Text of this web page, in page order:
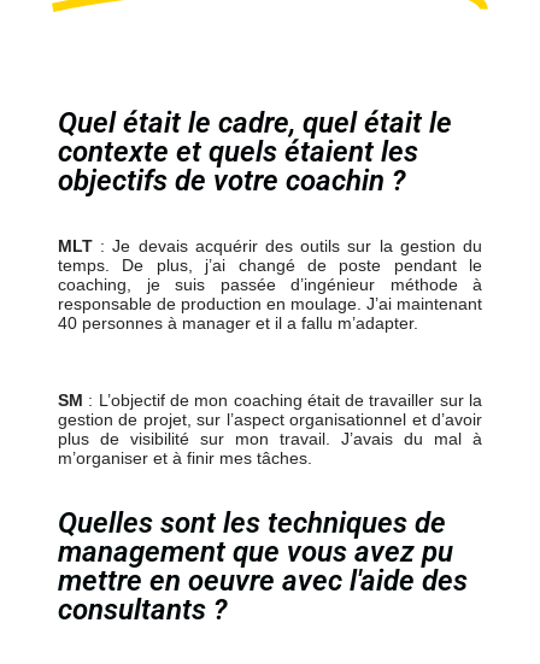
Quel était le cadre, quel était le
contexte et quels étaient les
objectifs de votre coachin ?
MLT : Je devais acquérir des outils sur la gestion du
temps. De plus, j’ai changé de poste pendant le
coaching, je suis passée d’ingénieur méthode à
responsable de production en moulage. J’ai maintenant
40 personnes à manager et il a fallu m’adapter.
SM : L’objectif de mon coaching était de travailler sur la
gestion de projet, sur l’aspect organisationnel et d’avoir
plus de visibilité sur mon travail. J’avais du mal à
m’organiser et à finir mes tâches.
Quelles sont les techniques de
management que vous avez pu
mettre en oeuvre avec l'aide des
consultants ?